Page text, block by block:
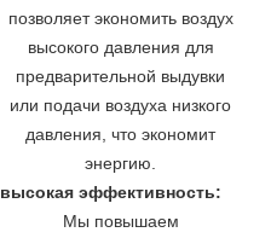
позволяет экономить воздух
высокого давления для
предварительной выдувки
или подачи воздуха низкого
давления, что экономит
энергию.
высокая эффективность:
Мы повышаем